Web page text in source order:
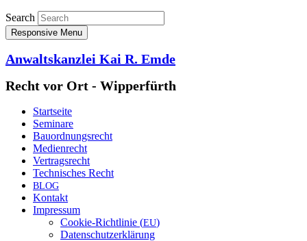
Search
Responsive Menu
Anwaltskanzlei Kai R. Emde
Recht vor Ort - Wipperfürth
Startseite
Seminare
Bauordnungsrecht
Medienrecht
Vertragsrecht
Technisches Recht
BLOG
Kontakt
Impressum
Cookie-Richtlinie (EU)
Datenschutzerklärung